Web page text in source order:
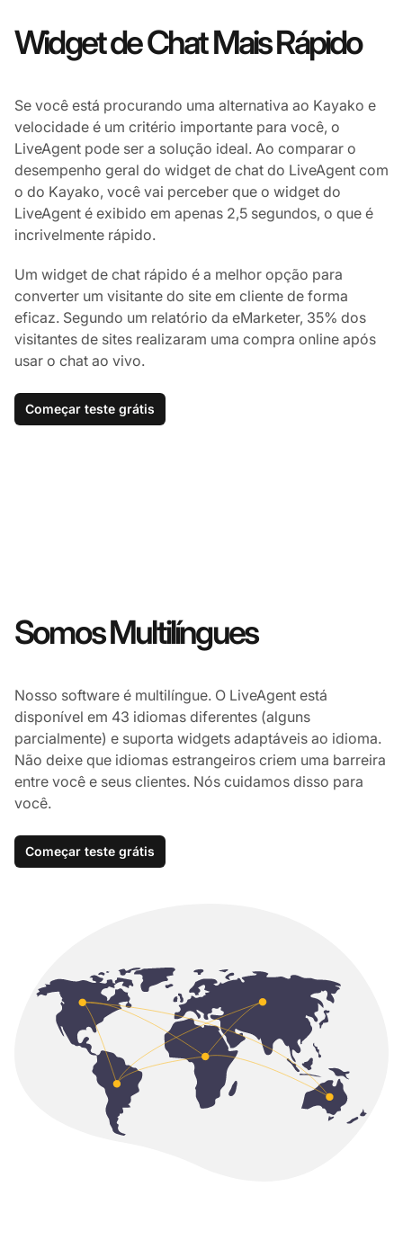
Widget de Chat Mais Rápido
Se você está procurando uma alternativa ao Kayako e
velocidade é um critério importante para você, o
LiveAgent pode ser a solução ideal. Ao comparar o
desempenho geral do widget de chat do LiveAgent com
o do Kayako, você vai perceber que o widget do
LiveAgent é exibido em apenas 2,5 segundos, o que é
incrivelmente rápido.
Um widget de chat rápido é a melhor opção para
converter um visitante do site em cliente de forma
eficaz. Segundo um relatório da eMarketer, 35% dos
visitantes de sites realizaram uma compra online após
usar o chat ao vivo.
Começar teste grátis
Somos Multilíngues
Nosso software é multilíngue. O LiveAgent está
disponível em 43 idiomas diferentes (alguns
parcialmente) e suporta widgets adaptáveis ao idioma.
Não deixe que idiomas estrangeiros criem uma barreira
entre você e seus clientes. Nós cuidamos disso para
você.
Começar teste grátis